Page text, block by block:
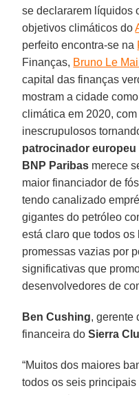
se declararem líquidos
objetivos climáticos do
perfeito encontra-se na
Finanças, Bruno Le
capital das finanças
mostram a cidade
climática em 2020,
inescrupulosos
patrocinador europeu
BNP Paribas merece
maior financiador de
tendo canalizado
gigantes do petróleo
está claro que todos
promessas vazias por
significativas que
desenvolvedores de
Ben Cushing, gerente
financeira doSierra
“Muitos dos maiores
todos os seis